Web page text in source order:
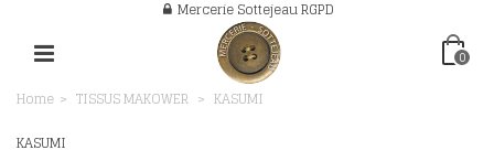
Mercerie Sottejeau RGPD
0
Home > TISSUS MAKOWER > KASUMI
KASUMI